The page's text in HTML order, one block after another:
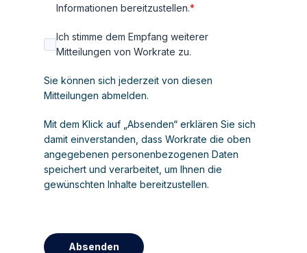
Informationen bereitzustellen.*
Ich stimme dem Empfang weiterer
Mitteilungen von Workrate zu.
Sie können sich jederzeit von diesen
Mitteilungen abmelden.
Mit dem Klick auf „Absenden“ erklären Sie sich
damit einverstanden, dass Workrate die oben
angegebenen personenbezogenen Daten
speichert und verarbeitet, um Ihnen die
gewünschten Inhalte bereitzustellen.
Absenden